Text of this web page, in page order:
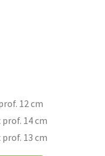
12 cm
prof. 14 cm
prof. 13 cm